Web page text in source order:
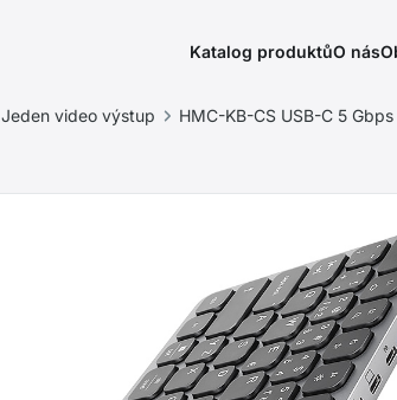
Katalog produktůO nás
Jeden video výstup HMC-KB-CS USB-C 5